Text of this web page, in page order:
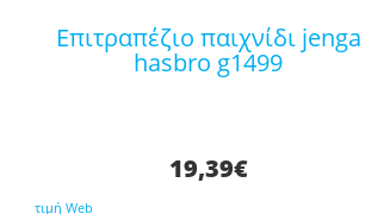
επιτραπέζιο παιχνίδι jenga
hasbro g1499
19,39€
τιμή Web